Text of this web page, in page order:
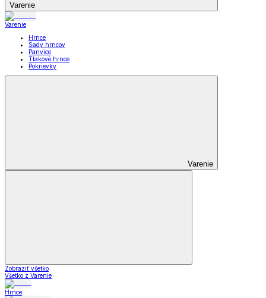
Varenie
Varenie
Hrnce
Sady hrncov
Panvice
Tlakové hrnce
Pokrievky
Varenie
Zobraziť všetko
Všetko z Varenie
Hrnce